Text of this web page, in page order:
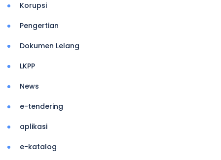
Korupsi
Pengertian
Dokumen Lelang
LKPP
News
e-tendering
aplikasi
e-katalog